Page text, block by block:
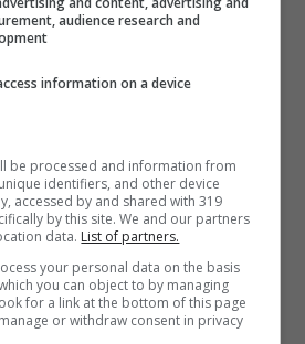
molle ponetelo per 30
tavolo infarianto in una
di 1 cm eritagliate i
a forma di canestrello
d’uovola superficie dei
audience research and
information on a device
be processed and information from
identifiers, and other device
accessed by and shared with 319
by this site. We and our partners
data. List of partners.
your personal data on the basis
you can object to by managing
for a link at the bottom of this page
or withdraw consent in privacy